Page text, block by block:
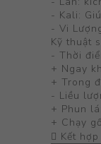
- Kali:
- Vi
Kỹ thuật
- Thời
+ Ngay
+ Trong
- Liều
+ Phun
+ Chạy
 Kết